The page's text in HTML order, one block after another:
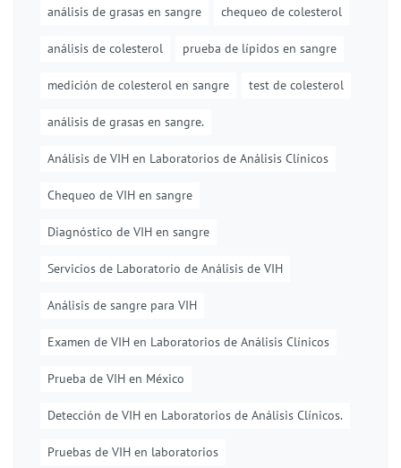
análisis de grasas en sangre chequeo de colesterol
análisis de colesterol prueba de lípidos en sangre
medición de colesterol en sangre test de colesterol
análisis de grasas en sangre.
Análisis de VIH en Laboratorios de Análisis Clínicos
Chequeo de VIH en sangre
Diagnóstico de VIH en sangre
Servicios de Laboratorio de Análisis de VIH
Análisis de sangre para VIH
Examen de VIH en Laboratorios de Análisis Clínicos
Prueba de VIH en México
Detección de VIH en Laboratorios de Análisis Clínicos.
Pruebas de VIH en laboratorios